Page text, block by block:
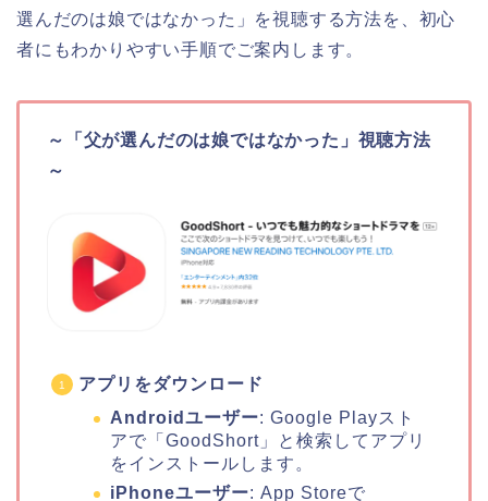
選んだのは娘ではなかった」を視聴する方法を、初心
者にもわかりやすい手順でご案内します。
～「父が選んだのは娘ではなかった」視聴方法
～
アプリをダウンロード
Androidユーザー: Google Playスト
アで「GoodShort」と検索してアプリ
をインストールします。
iPhoneユーザー: App Storeで